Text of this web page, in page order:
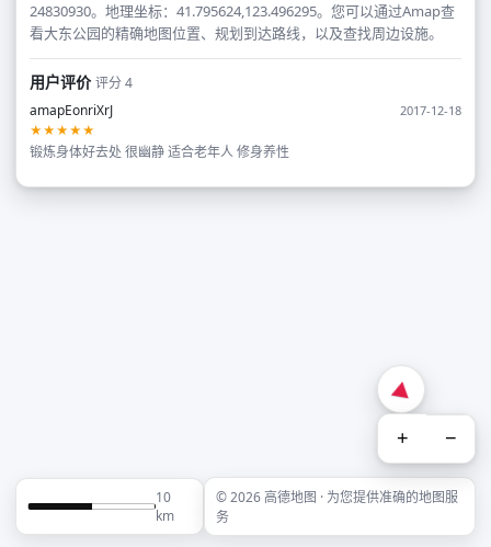
24830930。地理坐标：41.795624,123.496295。您可以通过Amap查
看大东公园的精确地图位置、规划到达路线，以及查找周边设施。
用户评价评分 4
amapEonriXrJ
2017-12-18
★★★★★
锻炼身体好去处 很幽静 适合老年人 修身养性
+ −
10
km
© 2026 高德地图 · 为您提供准确的地图服
务